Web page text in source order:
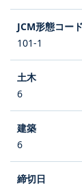
101-1
6
6